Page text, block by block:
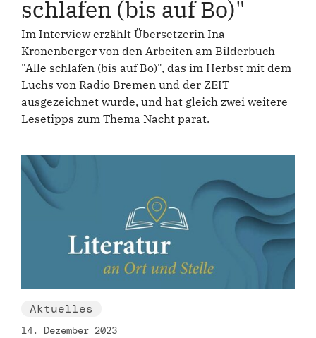
schlafen (bis auf Bo)"
Im Interview erzählt Übersetzerin Ina
Kronenberger von den Arbeiten am Bilderbuch
"Alle schlafen (bis auf Bo)", das im Herbst mit dem
Luchs von Radio Bremen und der ZEIT
ausgezeichnet wurde, und hat gleich zwei weitere
Lesetipps zum Thema Nacht parat.
Aktuelles
14. Dezember 2023